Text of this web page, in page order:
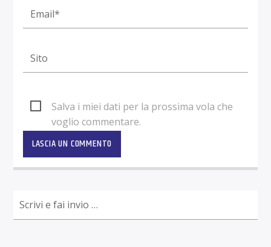
Salva i miei dati per la prossima vola che
voglio commentare.